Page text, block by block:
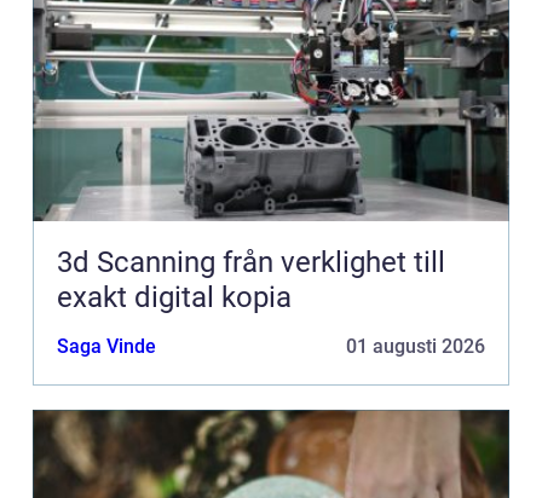
3d Scanning från verklighet till
exakt digital kopia
Saga Vinde 01 augusti 2026